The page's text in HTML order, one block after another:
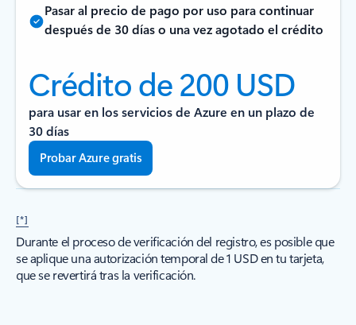
Pasar al precio de pago por uso para continuar
después de 30 días o una vez agotado el crédito
Crédito de 200 USD
para usar en los servicios de Azure en un plazo de
30 días
Probar Azure gratis
[*]
Durante el proceso de verificación del registro, es posible que
se aplique una autorización temporal de 1 USD en tu tarjeta,
que se revertirá tras la verificación.